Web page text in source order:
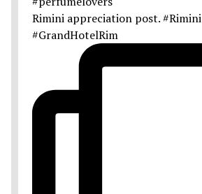
Rimini appreciation post. #Rimini
#GrandHotelRim